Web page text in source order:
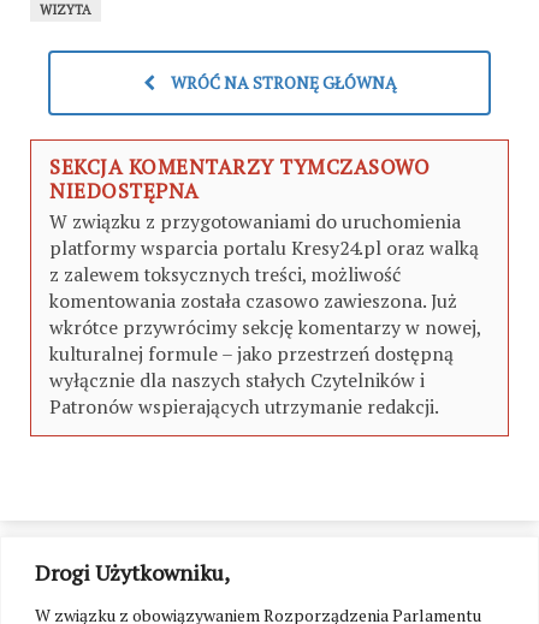
Drogi Użytkowniku,
W związku z obowiązywaniem Rozporządzenia Parlamentu
WIZYTA
WRÓĆ NA STRONĘ GŁÓWNĄ
SEKCJA KOMENTARZY TYMCZASOWO
NIEDOSTĘPNA
W związku z przygotowaniami do uruchomienia
platformy wsparcia portalu Kresy24.pl oraz walką
z zalewem toksycznych treści, możliwość
komentowania została czasowo zawieszona. Już
wkrótce przywrócimy sekcję komentarzy w nowej,
kulturalnej formule – jako przestrzeń dostępną
wyłącznie dla naszych stałych Czytelników i
Patronów wspierających utrzymanie redakcji.